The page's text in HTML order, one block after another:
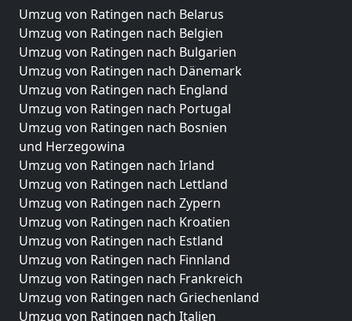
Umzug von Ratingen nach Belarus
Umzug von Ratingen nach Belgien
Umzug von Ratingen nach Bulgarien
Umzug von Ratingen nach Dänemark
Umzug von Ratingen nach England
Umzug von Ratingen nach Portugal
Umzug von Ratingen nach Bosnien
und Herzegowina
Umzug von Ratingen nach Irland
Umzug von Ratingen nach Lettland
Umzug von Ratingen nach Zypern
Umzug von Ratingen nach Kroatien
Umzug von Ratingen nach Estland
Umzug von Ratingen nach Finnland
Umzug von Ratingen nach Frankreich
Umzug von Ratingen nach Griechenland
Umzug von Ratingen nach Italien